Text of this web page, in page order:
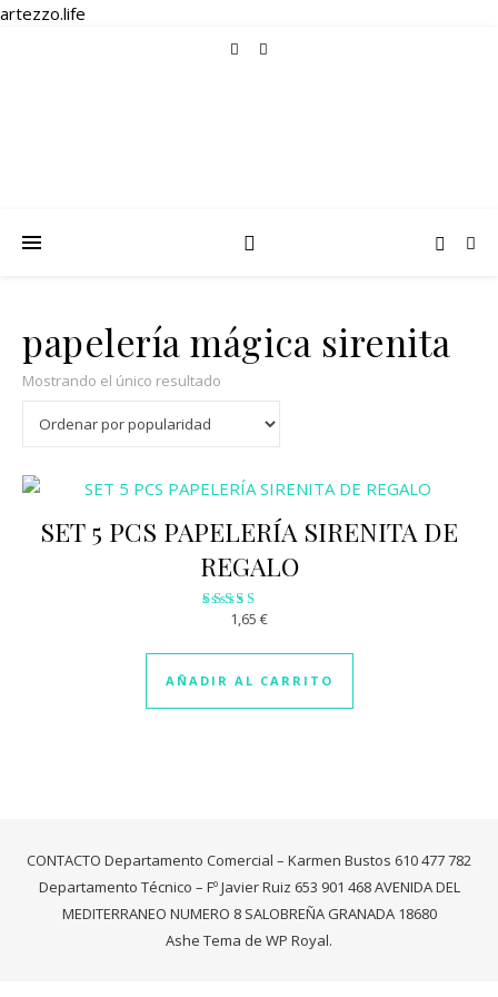
artezzo.life
papelería mágica sirenita
Mostrando el único resultado
SET 5 PCS PAPELERÍA SIRENITA DE
REGALO
Valorado
2.92
de 5
1,65 €
AÑADIR AL CARRITO
CONTACTO Departamento Comercial – Karmen Bustos 610 477 782
Departamento Técnico – Fº Javier Ruiz 653 901 468 AVENIDA DEL
MEDITERRANEO NUMERO 8 SALOBREÑA GRANADA 18680
Ashe Tema de WP Royal.